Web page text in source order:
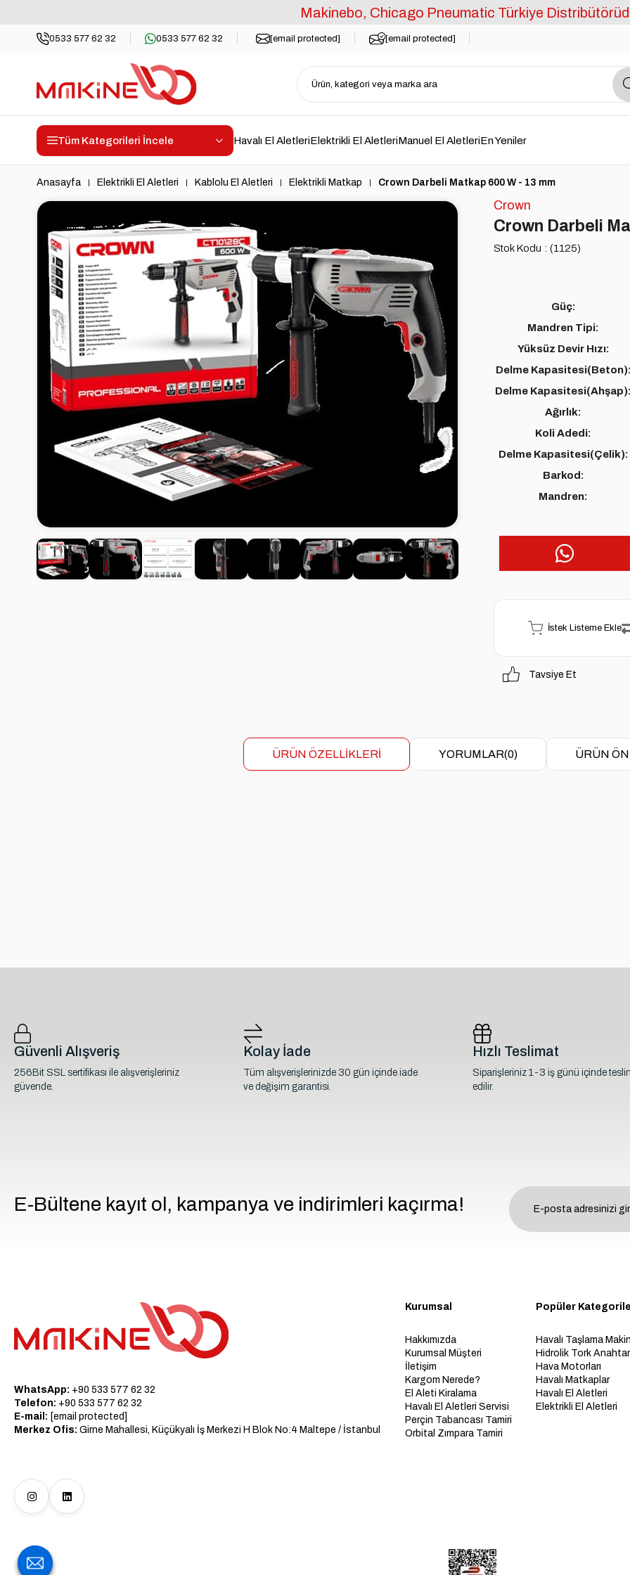
Makinebo, Chicago Pneumatic Türkiye
0533 577 62 32 0533 577 62 32 [email protected] [email protected]
Tüm Kategorileri İncele Havalı El AletleriElektrikli El AletleriManuel El AletleriEn Yeniler
Anasayfa Elektrikli El Aletleri Kablolu El Aletleri Elektrikli Matkap Crown Darbeli Matkap 600 W - 13 mm
Crown
Crown Darbeli
Stok Kodu (1125)
Güç:
Mandren Tipi:
Yüksüz Devir Hızı:
Delme Kapasitesi(Beton):
Delme Kapasitesi(Ahşap):
Ağırlık:
Koli Adedi:
Delme Kapasitesi(Çelik):
Barkod:
Mandren:
İstek Listeme Ekle
Tavsiye Et
ÜRÜN ÖZELLIKLERI YORUMLAR(0) ÜRÜN
Güvenli Alışveriş
256Bit SSL sertifikası ile alışverişleriniz
güvende.
Kolay İade
Tüm alışverişlerinizde 30 gün içinde iade
ve değişim garantisi.
Hızlı Teslimat
Siparişleriniz 1-3 iş günü içinde
edilir.
E-Bültene kayıt ol, kampanya ve indirimleri kaçırma!
WhatsApp: +90 533 577 62 32
Telefon: +90 533 577 62 32
E-mail: [email protected]
Merkez Ofis: Girne Mahallesi, Küçükyalı İş Merkezi H Blok No:4 Maltepe / İstanbul
Kurumsal
Hakkımızda
Kurumsal Müşteri
İletişim
Kargom Nerede?
El Aleti Kiralama
Havalı El Aletleri Servisi
Perçin Tabancası Tamiri
Orbital Zımpara Tamiri
Popüler
Havalı Taşlama
Hidrolik Tork
Hava Motorları
Havalı Matkaplar
Havalı El Aletleri
Elektrikli El Aletleri